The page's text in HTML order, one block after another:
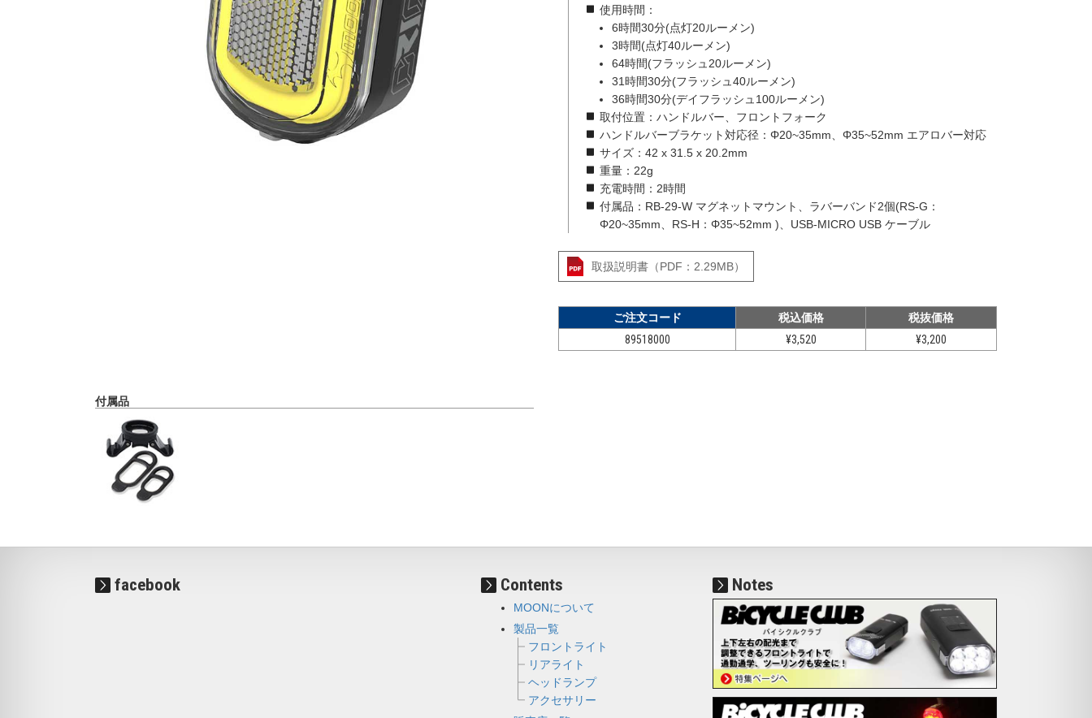
使用時間：
6時間30分(点灯20ルーメン)
3時間(点灯40ルーメン)
64時間(フラッシュ20ルーメン)
31時間30分(フラッシュ40ルーメン)
36時間30分(デイフラッシュ100ルーメン)
取付位置：ハンドルバー、フロントフォーク
ハンドルバーブラケット対応径：Φ20~35mm、Φ35~52mm エアロバー対応
サイズ：42 x 31.5 x 20.2mm
重量：22g
充電時間：2時間
付属品：RB-29-W マグネットマウント、ラバーバンド2個(RS-G：
Φ20~35mm、RS-H：Φ35~52mm )、USB-MICRO USB ケーブル
取扱説明書（PDF：2.29MB）
ご注文コード 税込価格
税抜価格
89518000
¥3,520 ¥3,200
付属品
Contents
MOONについて
製品一覧
フロントライト
リアライト
ヘッドランプ
アクセサリー
facebook Notes